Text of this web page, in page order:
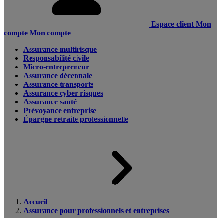
Espace client Mon
compte Mon compte
Assurance multirisque
Responsabilité civile
Micro-entrepreneur
Assurance décennale
Assurance transports
Assurance cyber risques
Assurance santé
Prévoyance entreprise
Épargne retraite professionnelle
Accueil
Assurance pour professionnels et entreprises